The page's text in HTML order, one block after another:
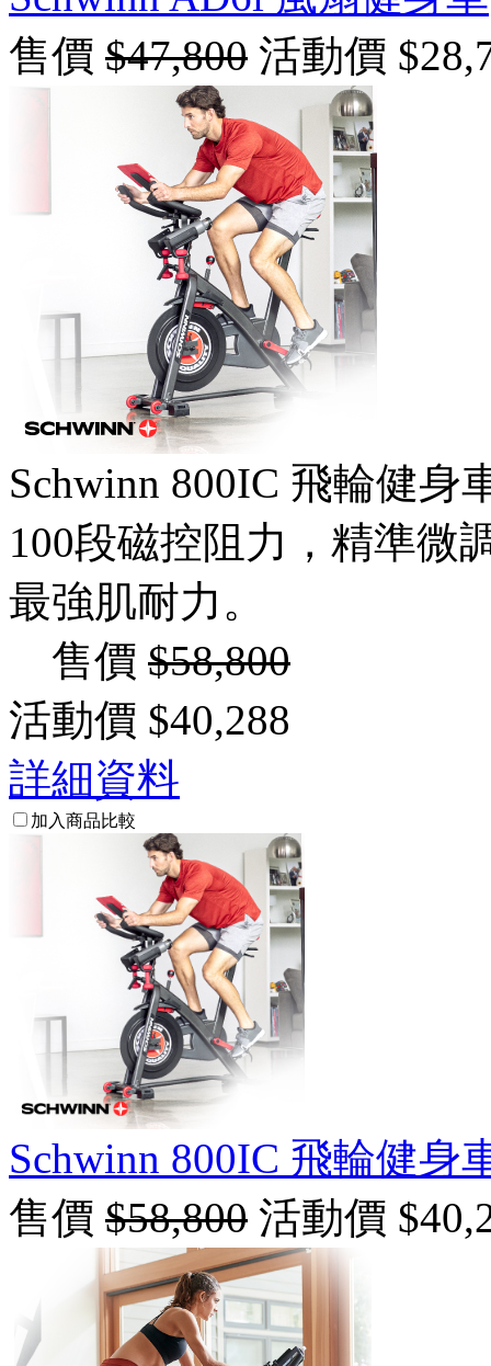
售價 $47,800 活動價
Schwinn 800IC 飛輪健身
100段磁控阻力，精準微
最強肌耐力。
售價 $58,800
活動價 $40,288
詳細資料
加入商品比較
Schwinn 800IC 飛輪健身
售價 $58,800 活動價